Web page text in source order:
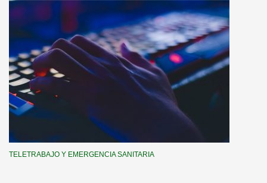
TELETRABAJO Y EMERGENCIA SANITARIA